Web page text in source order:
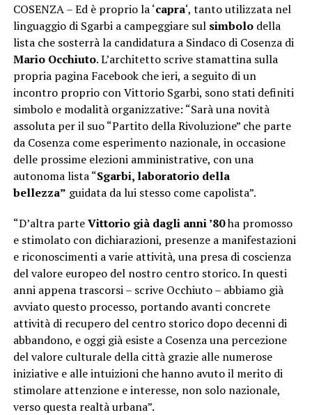
COSENZA – Ed è proprio la ‘capra‘, tanto utilizzata nel
linguaggio di Sgarbi a campeggiare sul simbolodella
lista che sosterrà la candidatura a Sindaco di Cosenza di
Mario Occhiuto. L’architetto scrive stamattina sulla
propria pagina Facebook che ieri, a seguito di un
incontro proprio con Vittorio Sgarbi, sono stati definiti
simbolo e modalità organizzative: “Sarà una novità
assoluta per il suo “Partito della Rivoluzione” che parte
da Cosenza come esperimento nazionale, in occasione
delle prossime elezioni amministrative, con una
autonoma lista “Sgarbi, laboratorio della
bellezza” guidata da lui stesso come capolista”.
“D’altra parteVittorio già dagli anni ’80ha promosso
e stimolato con dichiarazioni, presenze a manifestazioni
e riconoscimenti a varie attività, una presa di coscienza
del valore europeo del nostro centro storico. In questi
anni appena trascorsi – scrive Occhiuto – abbiamo già
avviato questo processo, portando avanti concrete
attività di recupero del centro storico dopo decenni di
abbandono, e oggi già esiste a Cosenza una percezione
del valore culturale della città grazie alle numerose
iniziative e alle intuizioni che hanno avuto il merito di
stimolare attenzione e interesse, non solo nazionale,
verso questa realtà urbana”.